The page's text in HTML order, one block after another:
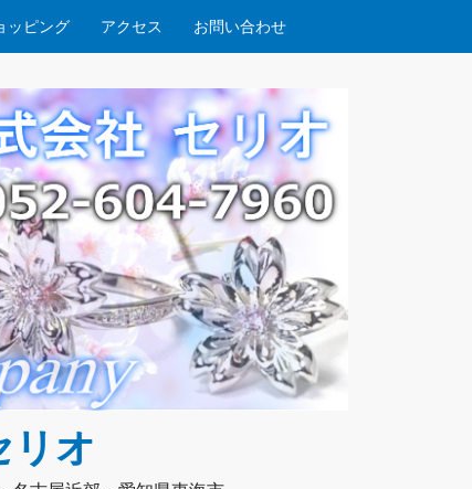
ッピング アクセス お問い合わせ
リオ